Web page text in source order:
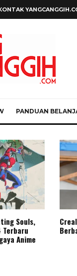
PANDUAN
Souls,
Terbaru
Anime